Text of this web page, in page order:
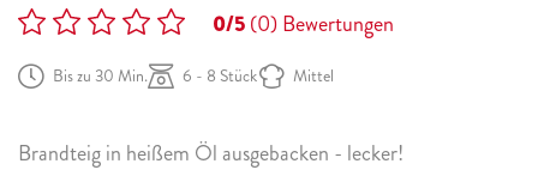
0/5(0)Bewertungen
Bis zu 30 Min. 6 - 8 Stück Mittel
Brandteig in heißem Öl ausgebacken - lecker!